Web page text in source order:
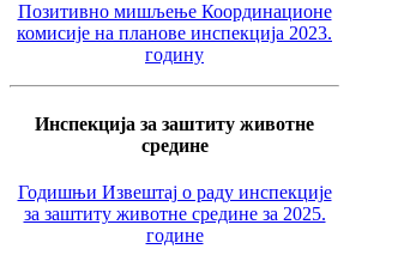
Позитивно мишљење Координационе
комисије на планове инспекција 2023.
годину
Инспекција за заштиту животне
средине
Годишњи Извештај о раду инспекције
за заштиту животне средине за 2025.
године